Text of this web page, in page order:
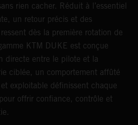
rien cacher. Réduit à l’essentiel
un retour précis et des
dès la première rotation de
KTM DUKE est conçue
directe entre le pilote et la
ciblée, un comportement affûté
exploitable définissent chaque
offrir confiance, contrôle et